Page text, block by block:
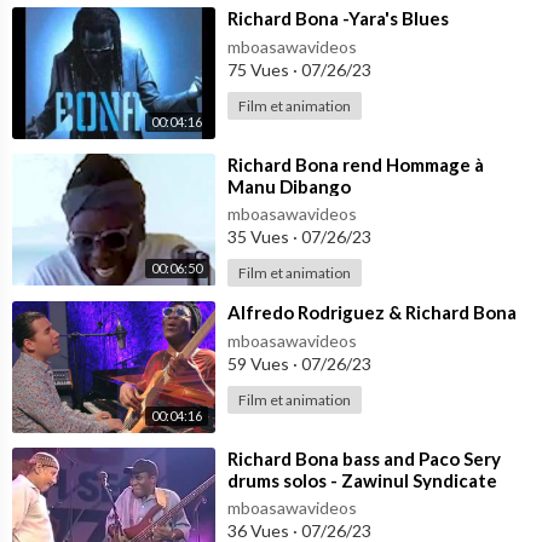
00:04:16
⁣Richard Bona -Yara's Blues
mboasawavideos
75 Vues · 07/26/23
Film et animation
00:06:50
⁣Richard Bona rend Hommage à
Manu Dibango
mboasawavideos
35 Vues · 07/26/23
Film et animation
00:04:16
⁣Alfredo Rodriguez & Richard Bona
mboasawavideos
59 Vues · 07/26/23
Film et animation
⁣Richard Bona bass and Paco Sery
drums solos - Zawinul Syndicate
mboasawavideos
36 Vues · 07/26/23